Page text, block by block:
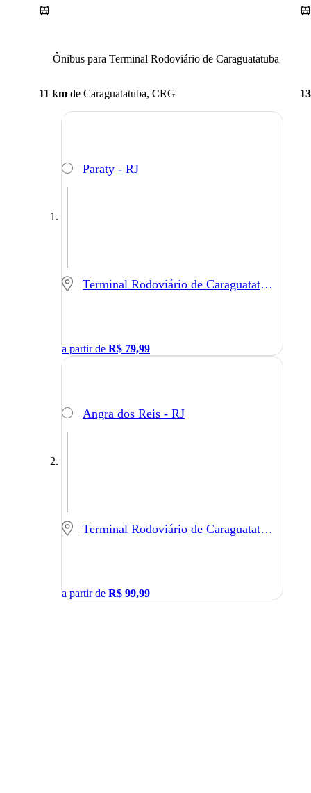
Ônibus para Terminal Rodoviário de Caraguatatuba
11 km de Caraguatatuba, CRG
Paraty - RJ
Terminal Rodoviário de Caraguatatuba - Caraguatatuba - SP
a partir de R$ 79,99
Angra dos Reis - RJ
Terminal Rodoviário de Caraguatatuba - Caraguatatuba - SP
a partir de R$ 99,99